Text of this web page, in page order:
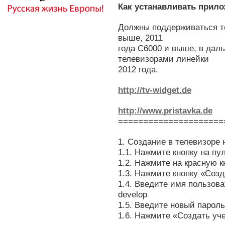
Как устанавливать
Должны поддерживаться
выше, 2011
года С6000 и выше, в
телевизорами линейки
2012 года.
http://tv-widget.de
http://www.pristavka.de
1. Создание в телевизоре
1.1. Нажмите кнопку на
1.2. Нажмите на красную
1.3. Нажмите кнопку
1.4. Введите имя
develop
1.5. Введите новый
1.6. Нажмите «Создать